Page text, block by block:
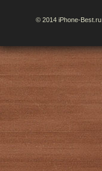
© 2014 iPhone-Best.ru